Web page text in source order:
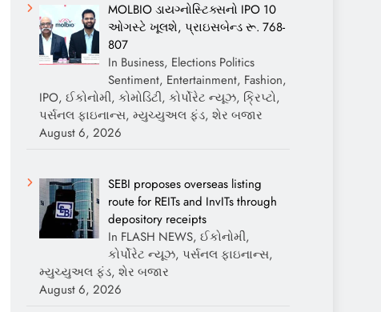
MOLBIO ડાયગ્નોસ્ટિક્સનો IPO 10
ઓગસ્ટે ખૂલશે, પ્રાઇસબેન્ડ રૂ. 768-
807
In Business, Elections Politics
Sentiment, Entertainment, Fashion,
IPO, ઈકોનોમી, કોમોડિટી, કોર્પોરેટ ન્યૂઝ, ક્રિપ્ટો,
પર્સનલ ફાઇનાન્સ, મ્યુચ્યુઅલ ફંડ, શેર બજાર
August 6, 2026
SEBI proposes overseas listing
route for REITs and InvITs through
depository receipts
In FLASH NEWS, ઈકોનોમી,
કોર્પોરેટ ન્યૂઝ, પર્સનલ ફાઇનાન્સ,
મ્યુચ્યુઅલ ફંડ, શેર બજાર
August 6, 2026